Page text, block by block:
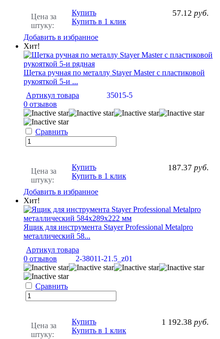
Цена за
штуку:
57.12 руб.
Купить
Купить в 1 клик
Добавить в избранное
Хит!
Щетка ручная по металлу Stayer Master с пластиковой
рукояткой 5-и ...
Артикул товара
35015-5
0 отзывов
Сравнить
Цена за
штуку:
187.37 руб.
Купить
Купить в 1 клик
Добавить в избранное
Хит!
Ящик для инструмента Stayer Professional Metalpro
металлический 58...
Артикул товара
2-38011-21.5_z01
0 отзывов
Сравнить
Цена за
штуку:
1 192.38 руб.
Купить
Купить в 1 клик